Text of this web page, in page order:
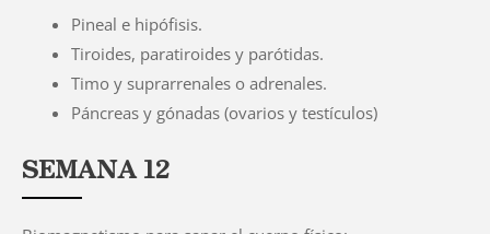
Pineal e hipófisis.
Tiroides, paratiroides y parótidas.
Timo y suprarrenales o adrenales.
Páncreas y gónadas (ovarios y testículos)
SEMANA 12